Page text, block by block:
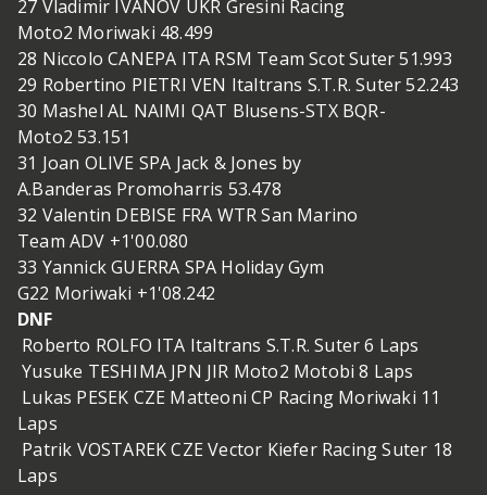
27 Vladimir IVANOV UKR Gresini Racing
Moto2 Moriwaki 48.499
28 Niccolo CANEPA ITA RSM Team Scot Suter 51.993
29 Robertino PIETRI VEN Italtrans S.T.R. Suter 52.243
30 Mashel AL NAIMI QAT Blusens-STX BQR-
Moto2 53.151
31 Joan OLIVE SPA Jack & Jones by
A.Banderas Promoharris 53.478
32 Valentin DEBISE FRA WTR San Marino
Team ADV +1'00.080
33 Yannick GUERRA SPA Holiday Gym
G22 Moriwaki +1'08.242
DNF
Roberto ROLFO ITA Italtrans S.T.R. Suter 6 Laps
Yusuke TESHIMA JPN JIR Moto2 Motobi 8 Laps
Lukas PESEK CZE Matteoni CP Racing Moriwaki 11
Laps
Patrik VOSTAREK CZE Vector Kiefer Racing Suter 18
Laps